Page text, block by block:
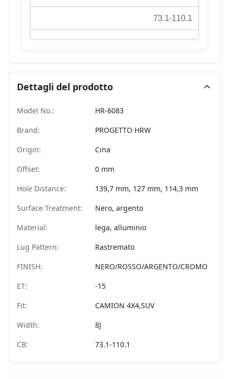
73.1-110.1
Dettagli del prodotto
Model No.:
HR-6083
Brand:
PROGETTO HRW
Origin:
Cina
Offset:
0 mm
Hole Distance:
139,7 mm, 127 mm, 114,3 mm
Surface Treatment:
Nero, argento
Material:
lega, alluminio
Lug Pattern:
Rastremato
FINISH:
NERO/ROSSO/ARGENTO/CROMO
ET:
-15
Fit:
CAMION 4X4,SUV
Width:
8J
CB:
73.1-110.1